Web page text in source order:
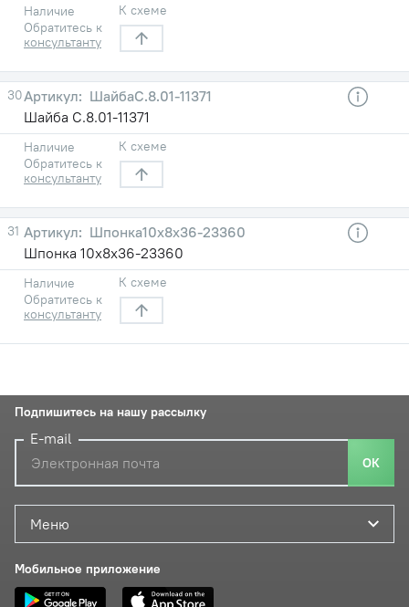
Наличие
Обратитесь к
консультанту
К схеме
30
ШайбаС.8.01-11371
Шайба С.8.01-11371
Наличие
Обратитесь к
консультанту
К схеме
31
Шпонка10х8х36-23360
Шпонка 10х8х36-23360
Наличие
Обратитесь к
консультанту
К схеме
Меню
Мобильное приложение
Подпишитесь на нашу рассылку
E-mail
ОК